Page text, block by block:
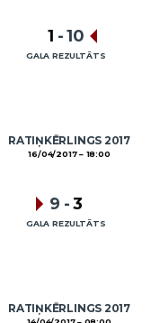
1 - 10
GALA REZULTĀTS
RATIŅKĒRLINGS 2017
16/04/2017 18:00
9 -3
GALA REZULTĀTS
RATIŅKĒRLINGS 2017